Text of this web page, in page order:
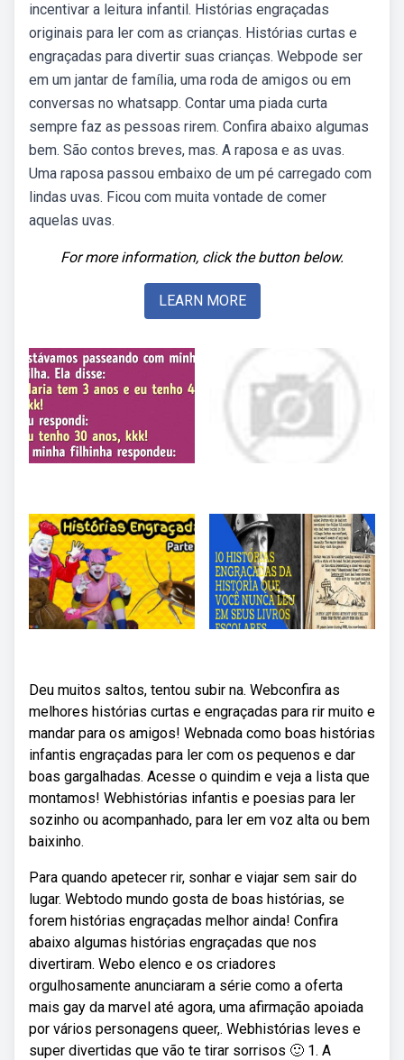
incentivar a leitura infantil. Histórias engraçadas
originais para ler com as crianças. Histórias curtas e
engraçadas para divertir suas crianças. Webpode ser
em um jantar de família, uma roda de amigos ou em
conversas no whatsapp. Contar uma piada curta
sempre faz as pessoas rirem. Confira abaixo algumas
bem. São contos breves, mas. A raposa e as uvas.
Uma raposa passou embaixo de um pé carregado com
lindas uvas. Ficou com muita vontade de comer
aquelas uvas.
For more information, click the button below.
LEARN MORE
Deu muitos saltos, tentou subir na. Webconfira as
melhores histórias curtas e engraçadas para rir muito e
mandar para os amigos! Webnada como boas histórias
infantis engraçadas para ler com os pequenos e dar
boas gargalhadas. Acesse o quindim e veja a lista que
montamos! Webhistórias infantis e poesias para ler
sozinho ou acompanhado, para ler em voz alta ou bem
baixinho.
Para quando apetecer rir, sonhar e viajar sem sair do
lugar. Webtodo mundo gosta de boas histórias, se
forem histórias engraçadas melhor ainda! Confira
abaixo algumas histórias engraçadas que nos
divertiram. Webo elenco e os criadores
orgulhosamente anunciaram a série como a oferta
mais gay da marvel até agora, uma afirmação apoiada
por vários personagens queer,. Webhistórias leves e
super divertidas que vão te tirar sorrisos 🙂 1. A